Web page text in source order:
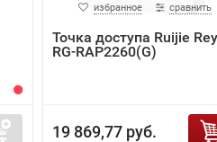
избранное сравнить
Точка доступа Ruijie
RG-RAP2260(G)
19 869,77 руб.